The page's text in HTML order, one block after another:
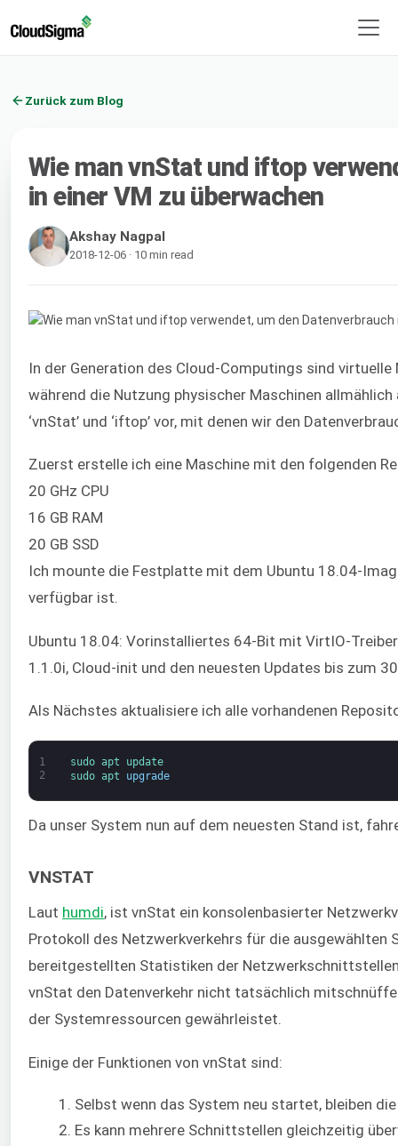
Zurück zum Blog
Wie man vnStat und iftop
in einer VM zu überwachen
Akshay Nagpal
2018-12-06 · 10 min read
In der Generation des Cloud-Computings sind
während die Nutzung physischer Maschinen
‘vnStat’ und ‘iftop’ vor, mit denen wir den
Zuerst erstelle ich eine Maschine mit den folgenden
20 GHz CPU
16 GB RAM
20 GB SSD
Ich mounte die Festplatte mit dem Ubuntu 18.04-
verfügbar ist.
Ubuntu 18.04: Vorinstalliertes 64-Bit mit VirtIO-
1.1.0i, Cloud-init und den neuesten Updates bis zum
Als Nächstes aktualisiere ich alle vorhandenen
1
2
sudo apt
update
sudo apt upgrade
Da unser System nun auf dem neuesten Stand ist,
VNSTAT
Laut humdi, ist vnStat ein konsolenbasierter
Protokoll des Netzwerkverkehrs für die
bereitgestellten Statistiken der
vnStat den Datenverkehr nicht tatsächlich
der Systemressourcen gewährleistet.
Einige der Funktionen von vnStat sind:
Selbst wenn das System neu startet, bleiben
Es kann mehrere Schnittstellen gleichzeitig